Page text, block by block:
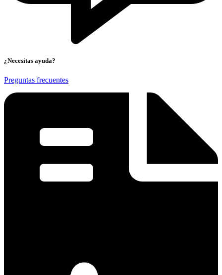
¿Necesitas ayuda?
Preguntas frecuentes